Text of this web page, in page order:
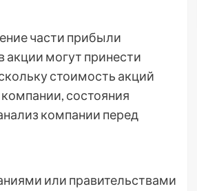
части прибыли
акции могут принести
стоимость акций
состояния
компании перед
или правительствами